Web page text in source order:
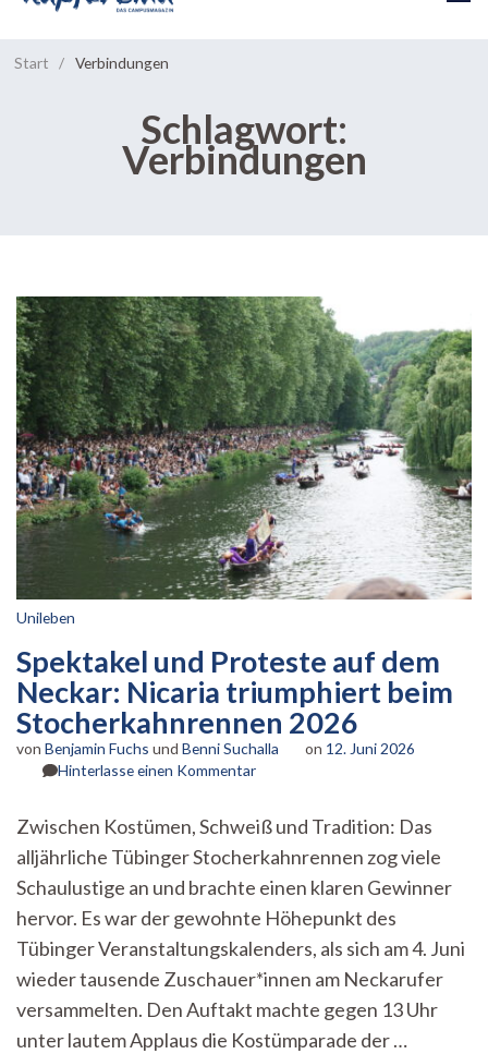
Start / Verbindungen
Schlagwort:
Verbindungen
Unileben
Spektakel und Proteste auf dem
Neckar: Nicaria triumphiert beim
Stocherkahnrennen 2026
von Benjamin Fuchs und Benni Suchalla on 12. Juni 2026
Hinterlasse einen Kommentarzu
Proteste
auf
dem
Neckar:
Nicaria
triumphiert
Stocherkahnrennen
2026
Zwischen Kostümen, Schweiß und Tradition: Das
alljährliche Tübinger Stocherkahnrennen zog viele
Schaulustige an und brachte einen klaren Gewinner
hervor. Es war der gewohnte Höhepunkt des
Tübinger Veranstaltungskalenders, als sich am 4. Juni
wieder tausende Zuschauer*innen am Neckarufer
versammelten. Den Auftakt machte gegen 13 Uhr
unter lautem Applaus die Kostümparade der …